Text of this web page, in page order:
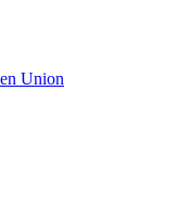
Union